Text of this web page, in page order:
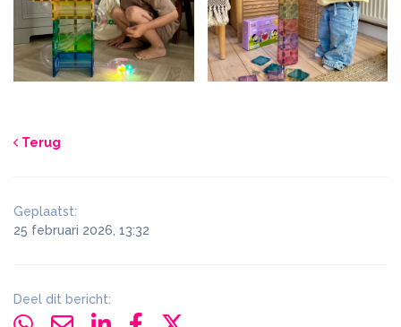
Terug
Geplaatst:
25 februari 2026, 13:32
Deel dit bericht: